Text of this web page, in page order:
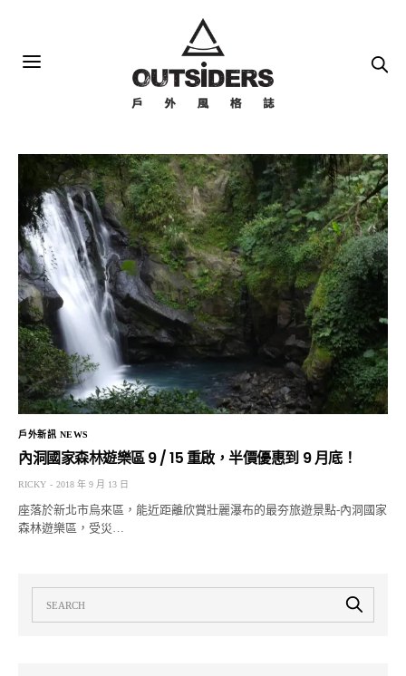
戶外新訊 NEWS
內洞國家森林遊樂區 9 / 15 重啟，半價優惠到 9 月底！
RICKY 2018 年 9 月 13 日
座落於新北市烏來區，能近距離欣賞壯麗瀑布的最夯旅遊景點-內洞國家
森林遊樂區，受災…